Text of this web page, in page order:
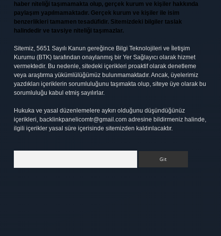
haber niteliği taşımamakta olup, gerçek kurum ve kişiler hakkında
paylaşım yapılmamaktadır. Gerçek kurum ve kişiler ile isim
benzerlikleri tamamen tesadüfidir. Sitemizdeki bilgiler taslak
halindedir ve tavsiye niteliği taşımazlar.
Sitemiz, 5651 Sayılı Kanun gereğince Bilgi Teknolojileri ve İletişim
Kurumu (BTK) tarafından onaylanmış bir Yer Sağlayıcı olarak hizmet
vermektedir. Bu nedenle, sitedeki içerikleri proaktif olarak denetleme
veya araştırma yükümlülüğümüz bulunmamaktadır. Ancak, üyelerimiz
yazdıkları içeriklerin sorumluluğunu taşımakta olup, siteye üye olarak bu
sorumluluğu kabul etmiş sayılırlar.
Hukuka ve yasal düzenlemelere aykırı olduğunu düşündüğünüz
içerikleri, backlinkpanelicomtr@gmail.com adresine bildirmeniz halinde,
ilgili içerikler yasal süre içerisinde sitemizden kaldırılacaktır.